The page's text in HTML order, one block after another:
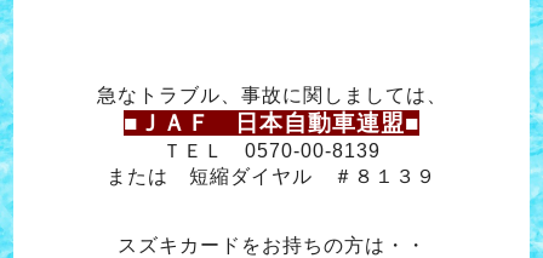
急なトラブル、事故に関しましては、
■ＪＡＦ 日本自動車連盟■
ＴＥＬ 0570-00-8139
または 短縮ダイヤル ＃８１３９
スズキカードをお持ちの方は・・